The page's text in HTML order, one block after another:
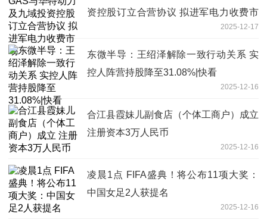
资控股订立合营协议 拟进军电力收费市
2025-12-17
东微半导：王绍泽解除一致行动关系 实
控人阵营持股降至31.08%|快看
2025-12-16
合江县霞妹儿副食店（个体工商户）成立
注册资本3万人民币
2025-12-16
凌晨1点 FIFA盛典！将公布11项大奖：
中国女足2人获提名
2025-12-16